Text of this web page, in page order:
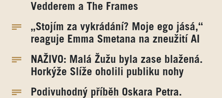
Vedderem a The Frames
„Stojím za vykrádání? Moje ego jásá,“
reaguje Emma Smetana na zneužití AI
NAŽIVO: Malá Žužu byla zase blažená.
Horkýže Slíže oholili publiku nohy
Podivuhodný příběh Oskara Petra.